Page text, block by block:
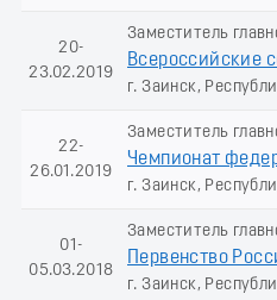
20-
23.02.2019
Заместитель
Всероссийские
г. Заинск,
22-
26.01.2019
Заместитель
Чемпионат
г. Заинск,
01-
05.03.2018
Заместитель
Первенство
г. Заинск,